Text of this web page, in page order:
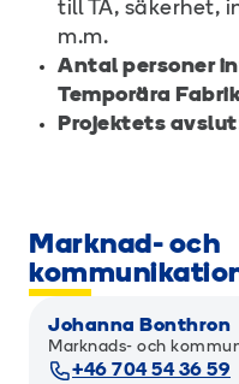
till TA, säkerhet,
m.m.
Antal personer
Temporära
Projektets avslut
Marknad- och
Johanna Bonthron
Marknads- och
+46 704 54 36 59